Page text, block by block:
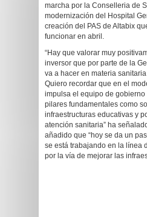
marcha por la Conselleria de
modernización del Hospital
creación del PAS de Altabix
funcionar en abril.
“Hay que valorar muy
inversor que por parte de la
va a hacer en materia
Quiero recordar que en el
impulsa el equipo de
pilares fundamentales como
infraestructuras educativas y
atención sanitaria” ha
añadido que “hoy se da un
se está trabajando en la línea
por la vía de mejorar las